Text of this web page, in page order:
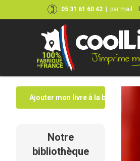
05 31 61 60 42 par mail
Ajouter mon livre à la bibliothèque
Notre
bibliothèque